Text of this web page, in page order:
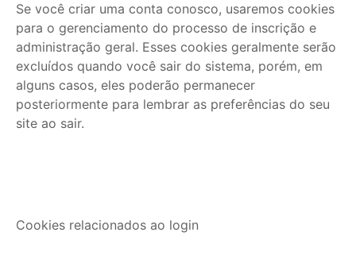
Se você criar uma conta conosco, usaremos cookies
para o gerenciamento do processo de inscrição e
administração geral. Esses cookies geralmente serão
excluídos quando você sair do sistema, porém, em
alguns casos, eles poderão permanecer
posteriormente para lembrar as preferências do seu
site ao sair.
Cookies relacionados ao login